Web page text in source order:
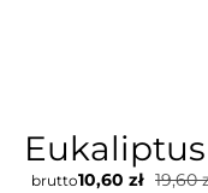
Eukaliptus
19,60
10,60 zł
brutto